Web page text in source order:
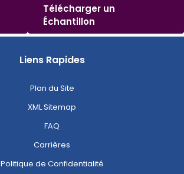
Télécharger un
Échantillon
Liens Rapides
Plan du Site
XML Sitemap
FAQ
Carrières
Politique de Confidentialité